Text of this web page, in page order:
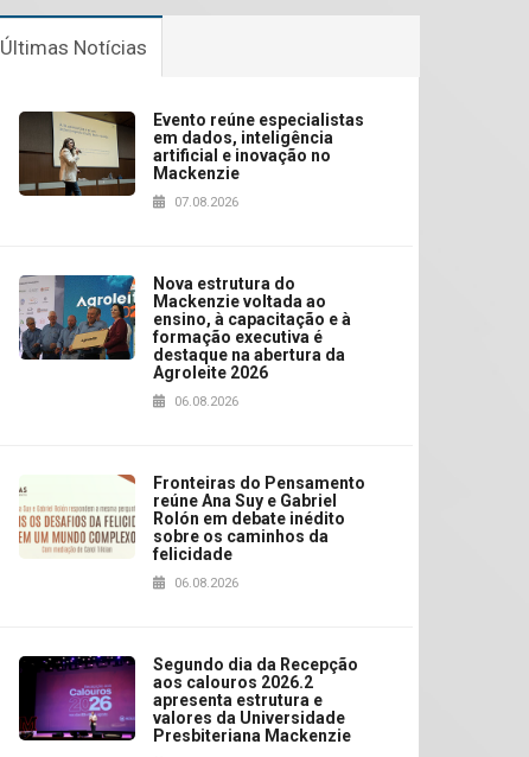
Últimas Notícias
Evento reúne especialistas
em dados, inteligência
artificial e inovação no
Mackenzie
07.08.2026
Nova estrutura do
Mackenzie voltada ao
ensino, à capacitação e à
formação executiva é
destaque na abertura da
Agroleite 2026
06.08.2026
Fronteiras do Pensamento
reúne Ana Suy e Gabriel
Rolón em debate inédito
sobre os caminhos da
felicidade
06.08.2026
Segundo dia da Recepção
aos calouros 2026.2
apresenta estrutura e
valores da Universidade
Presbiteriana Mackenzie